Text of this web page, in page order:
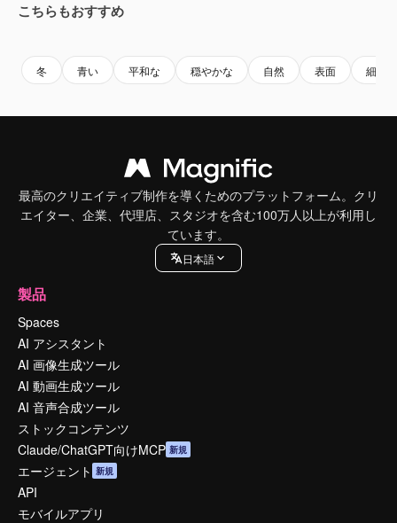
こちらもおすすめ
冬 青い 平和な 穏やかな 自然 表面 細部
最高のクリエイティブ制作を導くためのプラットフォーム。クリ
エイター、企業、代理店、スタジオを含む100万人以上が利用し
ています。
日本語
製品
Spaces
AI アシスタント
AI 画像生成ツール
AI 動画生成ツール
AI 音声合成ツール
ストックコンテンツ
Claude/ChatGPT向けMCP 新規
エージェント 新規
API
モバイルアプリ